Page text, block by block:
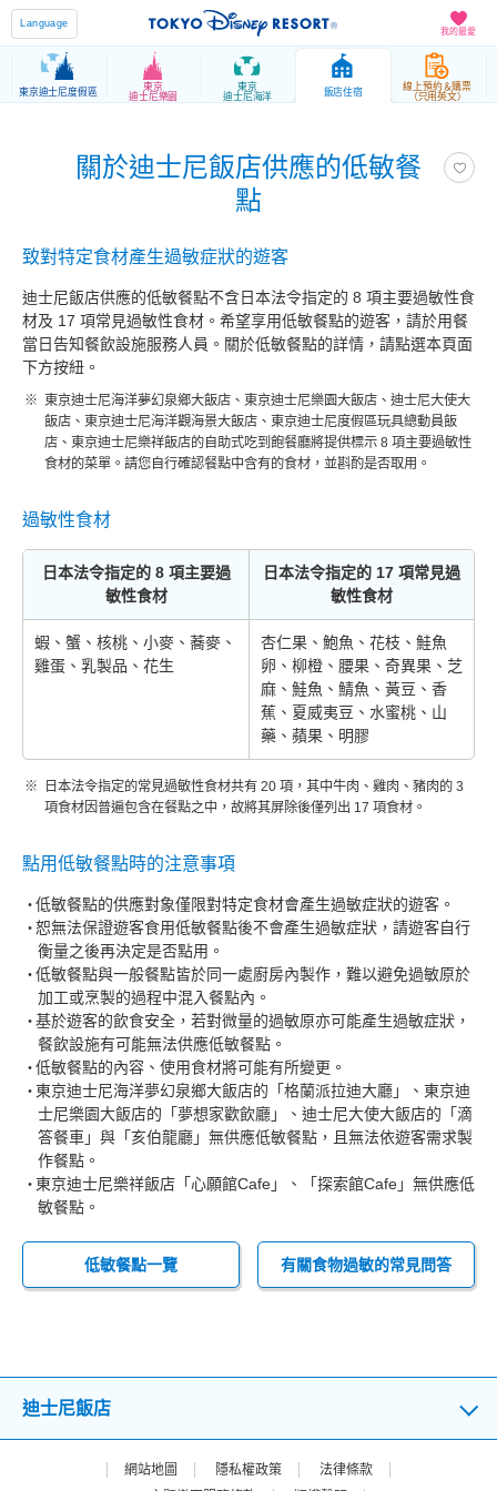
我的最愛
Language
東京迪士尼度假區
東京
迪士尼樂園
東京
迪士尼海洋
飯店住宿
線上預約＆購票
（只用英文）
關於迪士尼飯店供應的低敏餐
點
致對特定食材產生過敏症狀的遊客
迪士尼飯店供應的低敏餐點不含日本法令指定的 8 項主要過敏性食
材及 17 項常見過敏性食材。希望享用低敏餐點的遊客，請於用餐
當日告知餐飲設施服務人員。關於低敏餐點的詳情，請點選本頁面
下方按紐。
東京迪士尼海洋夢幻泉鄉大飯店、東京迪士尼樂園大飯店、迪士尼大使大
飯店、東京迪士尼海洋觀海景大飯店、東京迪士尼度假區玩具總動員飯
店、東京迪士尼樂祥飯店的自助式吃到飽餐廳將提供標示 8 項主要過敏性
食材的菜單。請您自行確認餐點中含有的食材，並斟酌是否取用。
過敏性食材
日本法令指定的 8 項主要過
敏性食材
日本法令指定的 17 項常見過
敏性食材
蝦、蟹、核桃、小麥、蕎麥、
雞蛋、乳製品、花生
杏仁果、鮑魚、花枝、鮭魚
卵、柳橙、腰果、奇異果、芝
麻、鮭魚、鯖魚、黃豆、香
蕉、夏威夷豆、水蜜桃、山
藥、蘋果、明膠
日本法令指定的常見過敏性食材共有 20 項，其中牛肉、雞肉、豬肉的 3
項食材因普遍包含在餐點之中，故將其屏除後僅列出 17 項食材。
點用低敏餐點時的注意事項
低敏餐點的供應對象僅限對特定食材會產生過敏症狀的遊客。
恕無法保證遊客食用低敏餐點後不會產生過敏症狀，請遊客自行
衡量之後再決定是否點用。
低敏餐點與一般餐點皆於同一處廚房內製作，難以避免過敏原於
加工或烹製的過程中混入餐點內。
基於遊客的飲食安全，若對微量的過敏原亦可能產生過敏症狀，
餐飲設施有可能無法供應低敏餐點。
低敏餐點的內容、使用食材將可能有所變更。
東京迪士尼海洋夢幻泉鄉大飯店的「格蘭派拉迪大廳」、東京迪
士尼樂園大飯店的「夢想家歡飲廳」、迪士尼大使大飯店的「滴
答餐車」與「亥伯龍廳」無供應低敏餐點，且無法依遊客需求製
作餐點。
東京迪士尼樂祥飯店「心願館Cafe」、「探索館Cafe」無供應低
敏餐點。
低敏餐點一覽 有關食物過敏的常見問答
迪士尼飯店
網站地圖 隱私權政策
法律條款